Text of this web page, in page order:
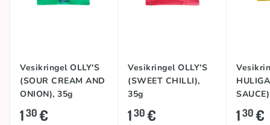
Vesikringel OLLY'S
(SOUR CREAM AND
ONION), 35g
130€
Vesikringel OLLY'S
(SWEET CHILLI),
35g
130€ 130€